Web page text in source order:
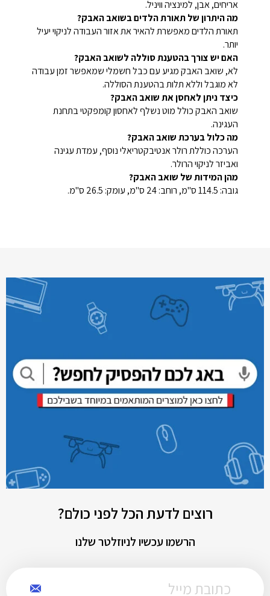
אריחים, אבן, למינציה וויניל.
מה היתרון של תאורת הלדים בשואב האבק?
תאורת הלדים מאפשרת להאיר את אזור העבודה לניקוי יעיל
יותר.
האם יש צורך בהטענת סוללה לשואב האבק?
לא, שואב האבק מגיע עם כבל חשמלי שמאפשר זמן עבודה
לא מוגבל וללא תלות בהטענת הסוללה.
כיצד ניתן לאחסן את שואב האבק?
שואב האבק כולל מוט נשלף לאחסון קומפקטי בתחנת
העגינה.
מה כלול בערכת שואב האבק?
הערכה כוללת רולר אנטיבקטריאלי נוסף, עמדת עגינה
ואביזר לניקוי הרולר.
מהן המידות של שואב האבק?
גובה: 114.5 ס"מ, רוחב: 24 ס"מ, עומק: 26.5 ס"מ.
רוצים לדעת הכל לפני כולם?
הרשמו עכשיו לניוזלטר שלנו